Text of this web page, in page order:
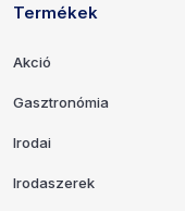
Termékek
Akció
Gasztronómia
Irodai
Irodaszerek